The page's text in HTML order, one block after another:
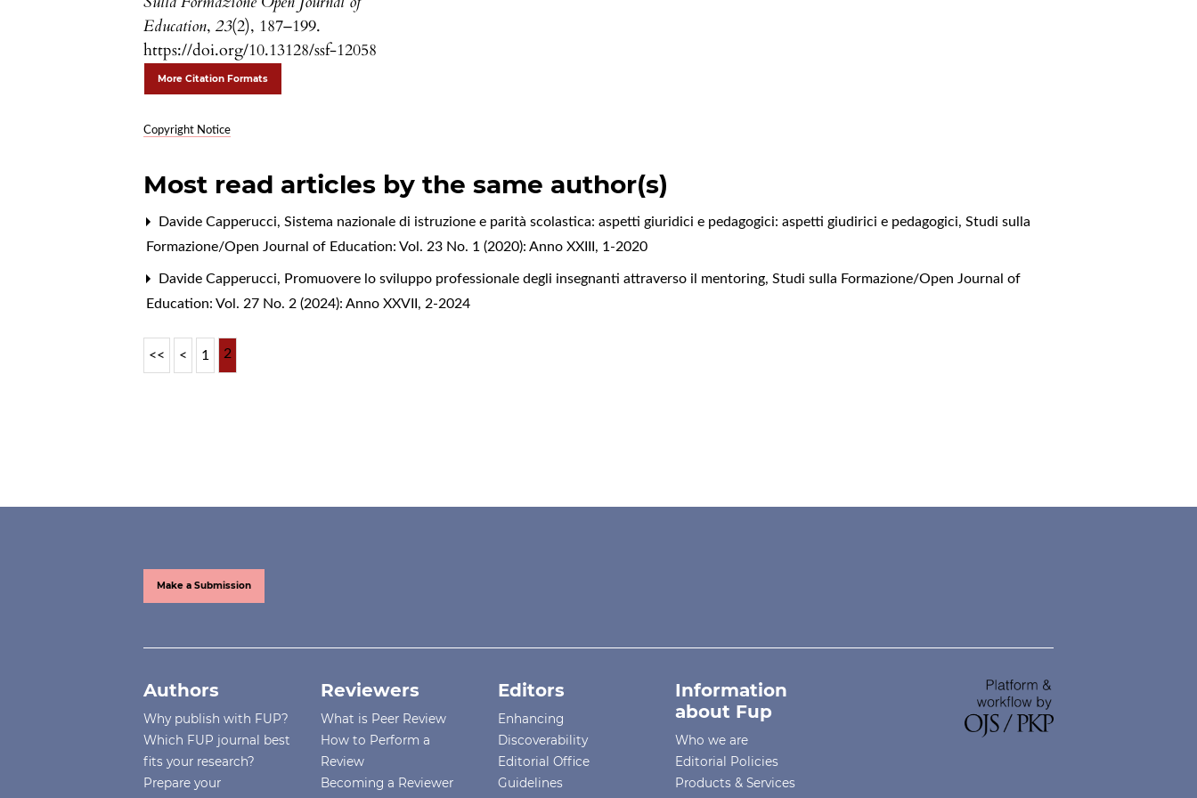
Education,23(2), 187–199.
https://doi.org/10.13128/ssf-12058
More Citation Formats
Copyright Notice
Most read articles by the same author(s)
Davide Capperucci,Sistema nazionale di istruzione e parità scolastica: aspetti giuridici e pedagogici: aspetti giudirici e pedagogici,Studi sulla
Formazione/Open Journal of Education: Vol. 23 No. 1 (2020): Anno XXIII, 1-2020
Davide Capperucci, Promuovere lo sviluppo professionale degli insegnanti attraverso il mentoring,Studi sulla Formazione/Open Journal of
Education: Vol. 27 No. 2 (2024): Anno XXVII, 2-2024
<< < 1 2
Make a Submission
Authors
Why publish with FUP?
Which FUP journal best
fits your research?
Prepare your
Reviewers
What is Peer Review
How to Perform a
Review
Becoming a Reviewer
Editors
Enhancing
Discoverability
Editorial Office
Guidelines
Information
about Fup
Who we are
Editorial Policies
Products & Services